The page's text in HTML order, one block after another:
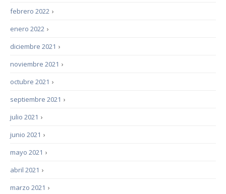
›
febrero 2022
›
enero 2022
›
diciembre 2021
›
noviembre 2021
›
octubre 2021
›
septiembre 2021
›
julio 2021
›
junio 2021
›
mayo 2021
›
abril 2021
›
marzo 2021